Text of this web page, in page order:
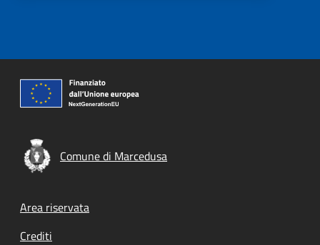
Comune di Marcedusa
Footer menu
Area riservata
Crediti